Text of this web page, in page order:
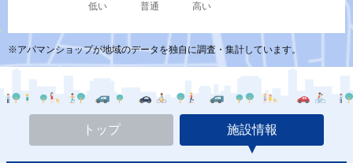
低い 普通 高い
※アパマンショップが地域のデータを独自に調査・集計しています。
トップ 施設情報